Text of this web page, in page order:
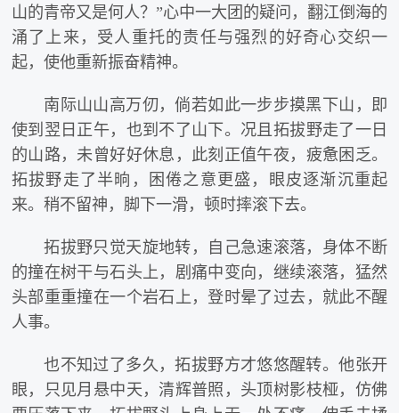
山的青帝又是何人？”心中一大团的疑问，翻江倒海的
涌了上来，受人重托的责任与强烈的好奇心交织一
起，使他重新振奋精神。
南际山山高万仞，倘若如此一步步摸黑下山，即
使到翌日正午，也到不了山下。况且拓拔野走了一日
的山路，未曾好好休息，此刻正值午夜，疲惫困乏。
拓拔野走了半晌，困倦之意更盛，眼皮逐渐沉重起
来。稍不留神，脚下一滑，顿时摔滚下去。
拓拔野只觉天旋地转，自己急速滚落，身体不断
的撞在树干与石头上，剧痛中变向，继续滚落，猛然
头部重重撞在一个岩石上，登时晕了过去，就此不醒
人事。
也不知过了多久，拓拔野方才悠悠醒转。他张开
眼，只见月悬中天，清辉普照，头顶树影枝桠，仿佛